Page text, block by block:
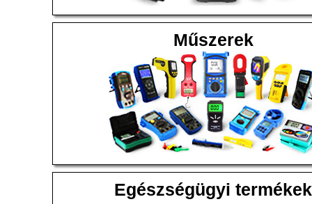
Műszerek
Egészségügyi termékek